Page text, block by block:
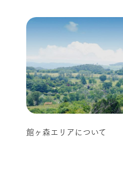
館ヶ森エリアについて